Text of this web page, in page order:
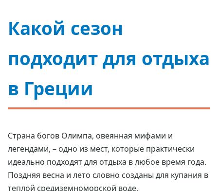
Какой сезон
подходит для отдыха
в Греции
Страна богов Олимпа, овеянная мифами и
легендами, – одно из мест, которые практически
идеально подходят для отдыха в любое время года.
Поздняя весна и лето словно созданы для купания в
теплой средиземноморской воде,